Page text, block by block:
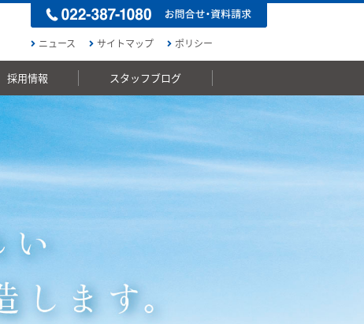
ニュース サイトマップ ポリシー
採用情報 スタッフブログ